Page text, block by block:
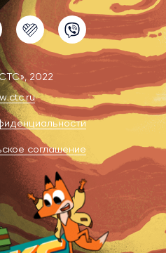
TikTok Likee
2022
соглашение